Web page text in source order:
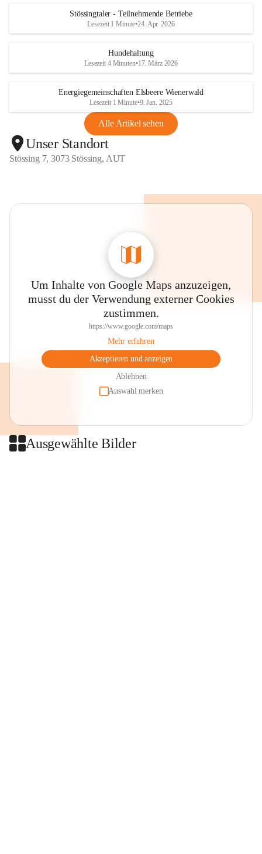
Stössingtaler - Teilnehmende Betriebe
Lesezeit 1 Minute•24. Apr. 2026
Hundehaltung
Lesezeit 4 Minuten•17. März 2026
Energiegemeinschaften Elsbeere Wienerwald
Lesezeit 1 Minute•9. Jan. 2025
Alle Artikel sehen
Unser Standort
Stössing 7, 3073 Stössing, AUT
Um Inhalte von Google Maps anzuzeigen,
musst du der Verwendung externer Cookies
zustimmen.
https://www.google.com/maps
Mehr erfahren
Akzeptieren und anzeigen
Ablehnen
Auswahl merken
Ausgewählte Bilder